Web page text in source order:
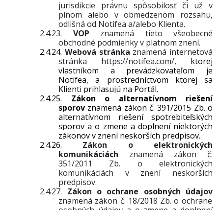
jurisdikcie právnu spôsobilosť či už v
plnom alebo v obmedzenom rozsahu,
odlišná od Notifea a/alebo Klienta.
2.4.23. VOP znamená tieto všeobecné
obchodné podmienky v platnom znení.
2.4.24. Webová stránka znamená internetová
stránka https://notifea.com/,
ktorej
vlastníkom a prevádzkovateľom je
Notifea, a prostredníctvom ktorej sa
Klienti prihlasujú na Portál.
2.4.25. Zákon o alternatívnom riešení
sporov znamená zákon č. 391/2015 Zb. o
alternatívnom riešení spotrebiteľských
sporov a o zmene a doplnení niektorých
zákonov v znení neskorších predpisov.
2.4.26. Zákon o elektronických
komunikáciách znamená zákon č.
351/2011 Zb. o elektronických
komunikáciách v znení neskorších
predpisov.
2.4.27. Zákon o ochrane osobných údajov
znamená zákon č. 18/2018 Zb. o ochrane